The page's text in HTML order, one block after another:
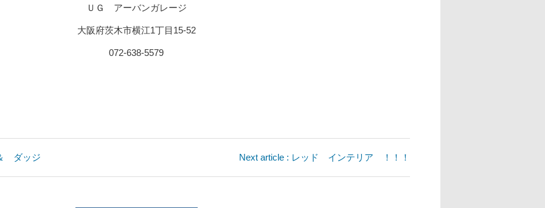
ＵＧ アーバンガレージ
大阪府茨木市横江1丁目15-52
072-638-5579
ダッジ Next article : レッド インテリア ！！！